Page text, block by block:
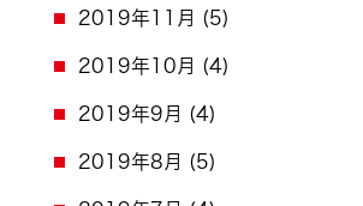
2019年11月 (5)
2019年10月 (4)
2019年9月 (4)
2019年8月 (5)